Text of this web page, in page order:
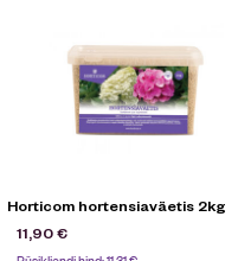
Horticom hortensiaväetis 2kg
11,90€